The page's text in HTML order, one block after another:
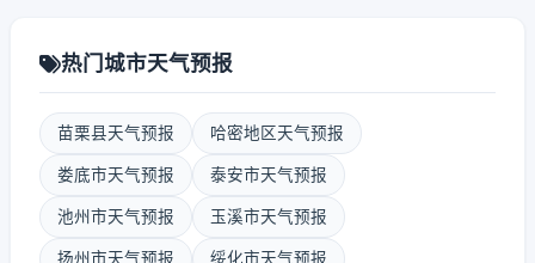
热门城市天气预报
苗栗县天气预报 哈密地区天气预报
娄底市天气预报 泰安市天气预报
池州市天气预报 玉溪市天气预报
扬州市天气预报 绥化市天气预报